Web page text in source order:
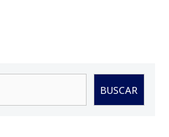
BUSCAR